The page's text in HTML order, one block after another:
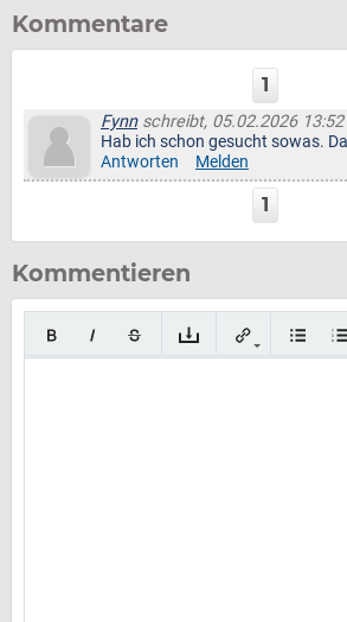
Kommentare
1
Fynnschreibt, 05.02.2026 13:52
Hab ich schon gesucht sowas.
Antworten
Melden
1
Kommentieren